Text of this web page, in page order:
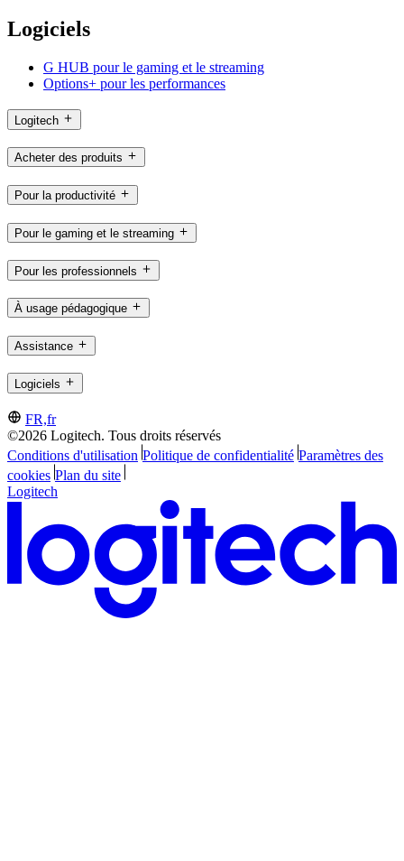
Logiciels
G HUB pour le gaming et le streaming
Options+ pour les performances
Logitech
Acheter des produits
Pour la productivité
Pour le gaming et le streaming
Pour les professionnels
À usage pédagogique
Assistance
Logiciels
FR,fr
©2026 Logitech. Tous droits réservés
Conditions d'utilisation Politique de confidentialité Paramètres des
cookies Plan du site
Logitech